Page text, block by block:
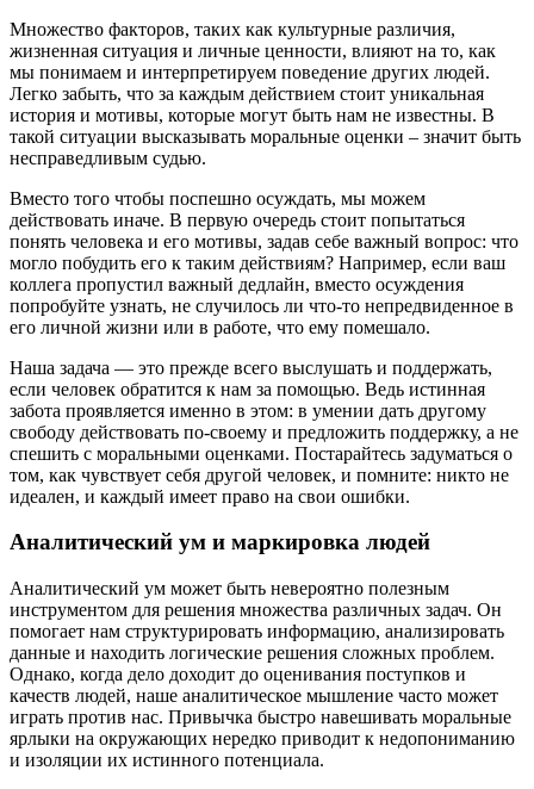
Множество факторов, таких как культурные различия,
жизненная ситуация и личные ценности, влияют на то, как
мы понимаем и интерпретируем поведение других людей.
Легко забыть, что за каждым действием стоит уникальная
история и мотивы, которые могут быть нам не известны. В
такой ситуации высказывать моральные оценки – значит быть
несправедливым судью.
Вместо того чтобы поспешно осуждать, мы можем
действовать иначе. В первую очередь стоит попытаться
понять человека и его мотивы, задав себе важный вопрос: что
могло побудить его к таким действиям? Например, если ваш
коллега пропустил важный дедлайн, вместо осуждения
попробуйте узнать, не случилось ли что-то непредвиденное в
его личной жизни или в работе, что ему помешало.
Наша задача — это прежде всего выслушать и поддержать,
если человек обратится к нам за помощью. Ведь истинная
забота проявляется именно в этом: в умении дать другому
свободу действовать по-своему и предложить поддержку, а не
спешить с моральными оценками. Постарайтесь задуматься о
том, как чувствует себя другой человек, и помните: никто не
идеален, и каждый имеет право на свои ошибки.
Аналитический ум и маркировка людей
Аналитический ум может быть невероятно полезным
инструментом для решения множества различных задач. Он
помогает нам структурировать информацию, анализировать
данные и находить логические решения сложных проблем.
Однако, когда дело доходит до оценивания поступков и
качеств людей, наше аналитическое мышление часто может
играть против нас. Привычка быстро навешивать моральные
ярлыки на окружающих нередко приводит к недопониманию
и изоляции их истинного потенциала.